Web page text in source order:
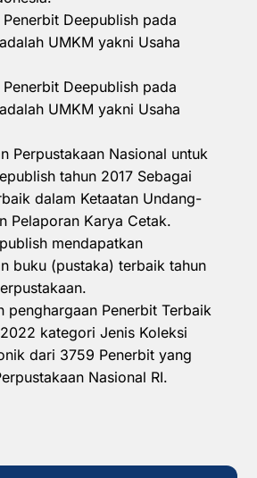
Penerbit Deepublish pada
UMKM yakni Usaha
Penerbit Deepublish pada
UMKM yakni Usaha
Perpustakaan Nasional untuk
tahun 2017 Sebagai
dalam Ketaatan Undang-
Pelaporan Karya Cetak.
mendapatkan
buku (pustaka) terbaik tahun
penghargaan Penerbit Terbaik
kategori Jenis Koleksi
dari 3759 Penerbit yang
Nasional RI.